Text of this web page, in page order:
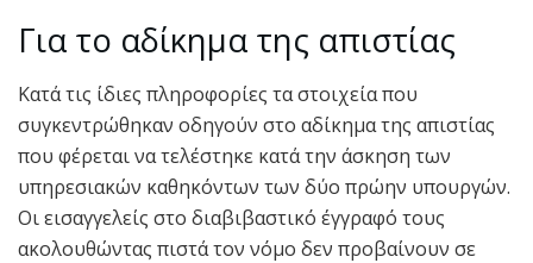
Για το αδίκημα της απιστίας
Κατά τις ίδιες πληροφορίες τα στοιχεία που
συγκεντρώθηκαν οδηγούν στο αδίκημα της απιστίας
που φέρεται να τελέστηκε κατά την άσκηση των
υπηρεσιακών καθηκόντων των δύο πρώην υπουργών.
Οι εισαγγελείς στο διαβιβαστικό έγγραφό τους
ακολουθώντας πιστά τον νόμο δεν προβαίνουν σε